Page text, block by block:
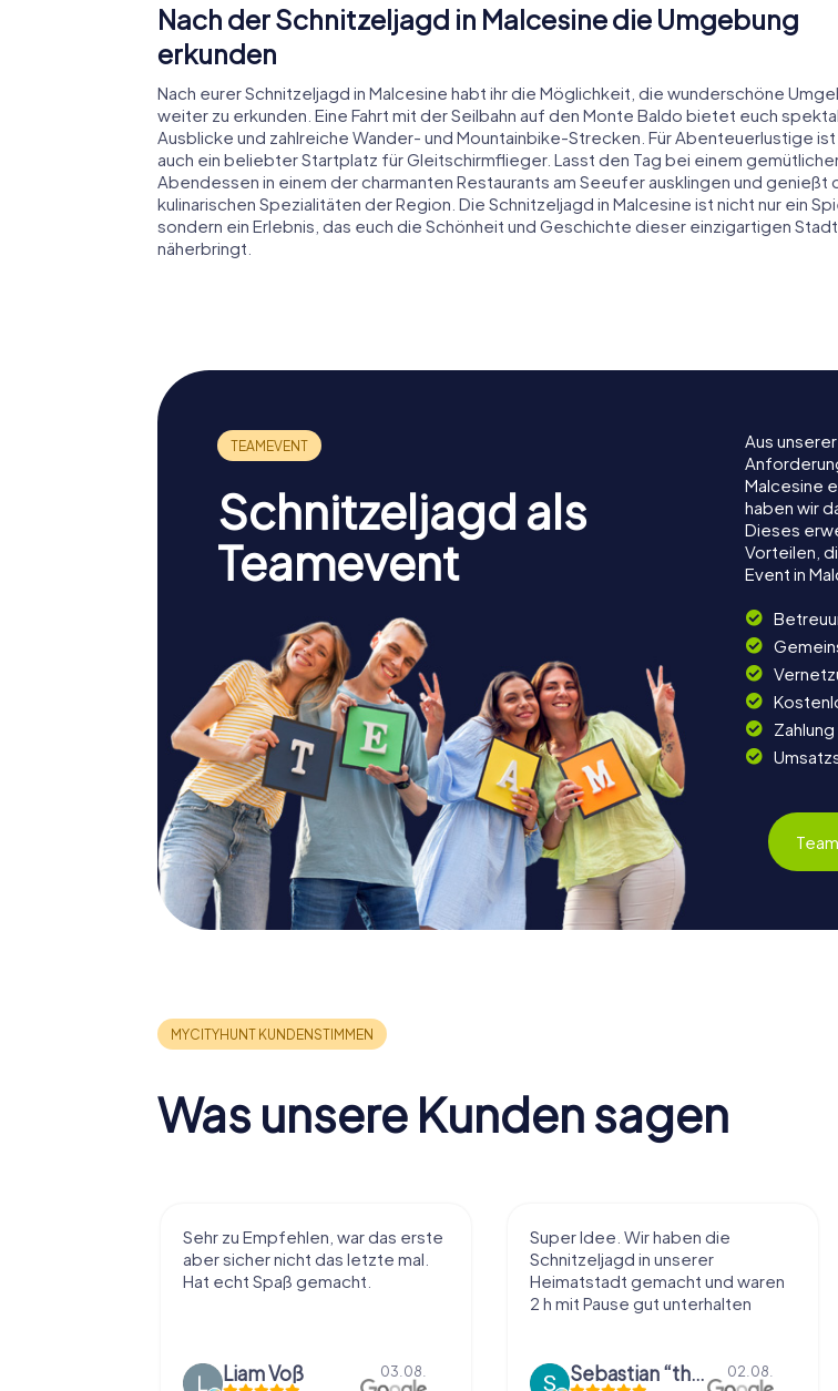
Nach der Schnitzeljagd in Malcesine die Umgebung
erkunden
Nach eurer Schnitzeljagd in Malcesine habt ihr die Möglichkeit, die wunderschöne
weiter zu erkunden. Eine Fahrt mit der Seilbahn auf den Monte Baldo bietet euch
Ausblicke und zahlreiche Wander- und Mountainbike-Strecken. Für Abenteuerlustige
auch ein beliebter Startplatz für Gleitschirmflieger. Lasst den Tag bei einem
Abendessen in einem der charmanten Restaurants am Seeufer ausklingen und genießt
kulinarischen Spezialitäten der Region. Die Schnitzeljagd in Malcesine ist nicht nur ein
sondern ein Erlebnis, das euch die Schönheit und Geschichte dieser einzigartigen Stadt
näherbringt.
Schnitzeljagd als
Teamevent
Aus
Malcesine
haben wir
Dieses
Vorteilen,
Event in
Was unsere Kunden sagen
Sehr zu Empfehlen, war das erste
aber sicher nicht das letzte mal.
Hat echt Spaß gemacht.
Liam Voß 03.08.
Super Idee. Wir haben die
Schnitzeljagd in unserer
Heimatstadt gemacht und waren
2 h mit Pause gut unterhalten
Sebastian “the sleeping Boxer Dog” Röhner 02.08.